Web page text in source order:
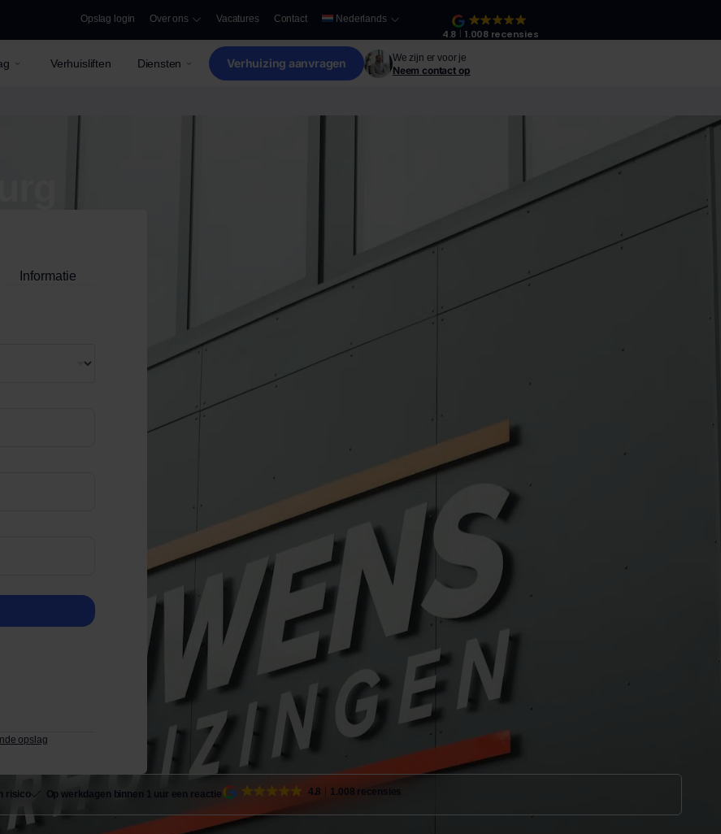
Opslag login Over ons Vacatures Contact Nederlands
4.8 1.008 recensies
Verhuisliften Diensten Verhuizing aanvragen We zijn er voor je
Neem contact op
Informatie
opslag
risico Op werkdagen binnen 1 uur een reactie 4.8 1.008 recensies